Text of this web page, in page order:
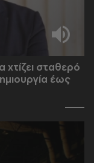
σταθερό
έως